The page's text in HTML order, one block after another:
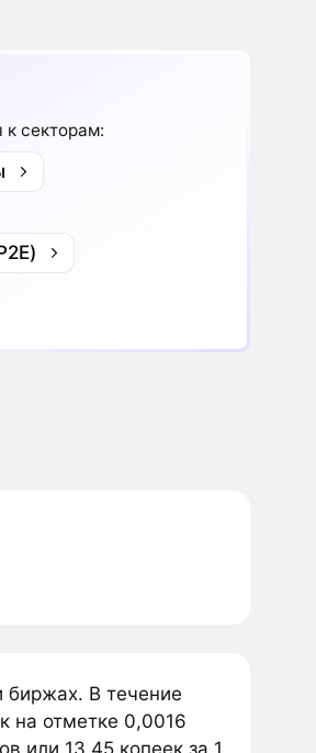
к секторам:
биржах. В течение
на отметке 0,0016